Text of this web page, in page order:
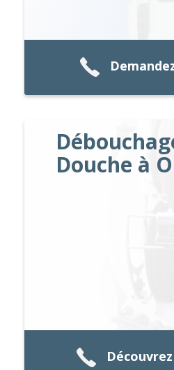
Douche à